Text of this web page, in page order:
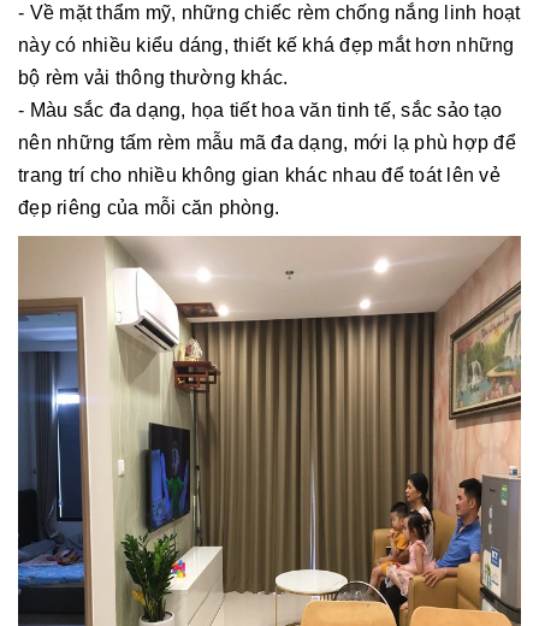
- Về mặt thẩm mỹ, những chiếc rèm chống nắng linh hoạt
này có nhiều kiểu dáng, thiết kế khá đẹp mắt hơn những
bộ rèm vải thông thường khác.
- Màu sắc đa dạng, họa tiết hoa văn tinh tế, sắc sảo tạo
nên những tấm rèm mẫu mã đa dạng, mới lạ phù hợp để
trang trí cho nhiều không gian khác nhau để toát lên vẻ
đẹp riêng của mỗi căn phòng.